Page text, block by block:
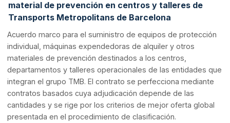
material de prevención en centros y talleres de
Transports Metropolitans de Barcelona
Acuerdo marco para el suministro de equipos de protección
individual, máquinas expendedoras de alquiler y otros
materiales de prevención destinados a los centros,
departamentos y talleres operacionales de las entidades que
integran el grupo TMB. El contrato se perfecciona mediante
contratos basados cuya adjudicación depende de las
cantidades y se rige por los criterios de mejor oferta global
presentada en el procedimiento de clasificación.